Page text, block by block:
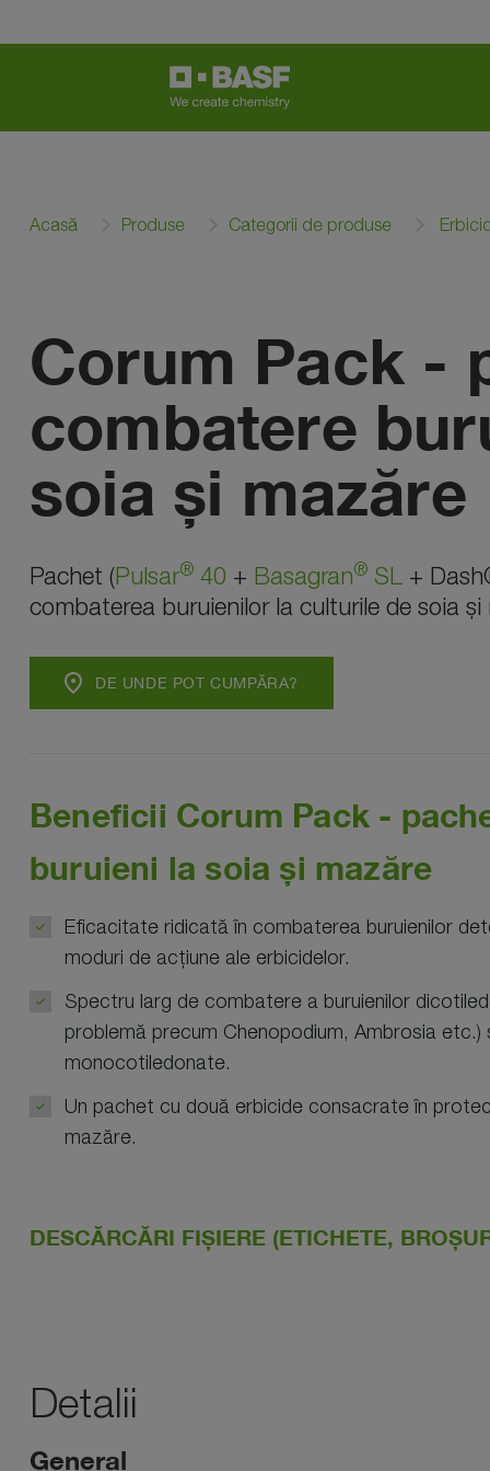
Acasă Produse Categorii de produse
Corum Pack -
combatere
soia și mazăre
Pachet (Pulsar® 40 + Basagran® SL +
combaterea buruienilor la culturile de soia și
location_on DE UNDE POT CUMPĂRA?
Beneficii Corum Pack -
buruieni la soia și mazăre
Eficacitate ridicată în combaterea buruienilor
moduri de acțiune ale erbicidelor.
Spectru larg de combatere a buruienilor
problemă precum Chenopodium, Ambrosia etc.)
monocotiledonate.
Un pachet cu două erbicide consacrate în
mazăre.
DESCĂRCĂRI FIȘIERE (ETICHETE,
Detalii
General